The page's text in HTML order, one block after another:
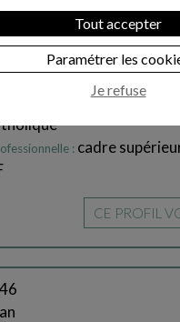
: célibataire
: cadre
CE PROFIL
Tout accepter
Paramétrer les
Je refuse